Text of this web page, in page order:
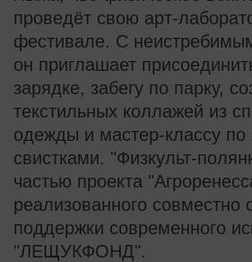
проведёт свою арт-
фестивале. С
он приглашает
зарядке, забегу по парку,
текстильных коллажей из
одежды и мастер-классу
свистками. "Физкульт-
частью проекта
реализованного совместно
поддержки современного
"ЛЕЩУКФОНД".